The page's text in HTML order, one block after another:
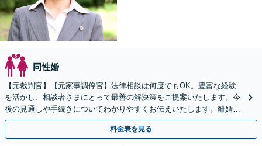
同性婚
【元裁判官】【元家事調停官】法律相談は何度でもOK。豊富な経験
を活かし、相談者さまにとって最善の解決策をご提案いたします。今
後の見通しや手続きについてわかりやすくお伝えいたします。離婚を
検討段階からもお気軽にご相談ください【淀屋橋駅8分】
料金表を見る